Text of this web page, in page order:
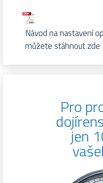
Návod na nastavení
můžete stáhnout zde
Pro
jen